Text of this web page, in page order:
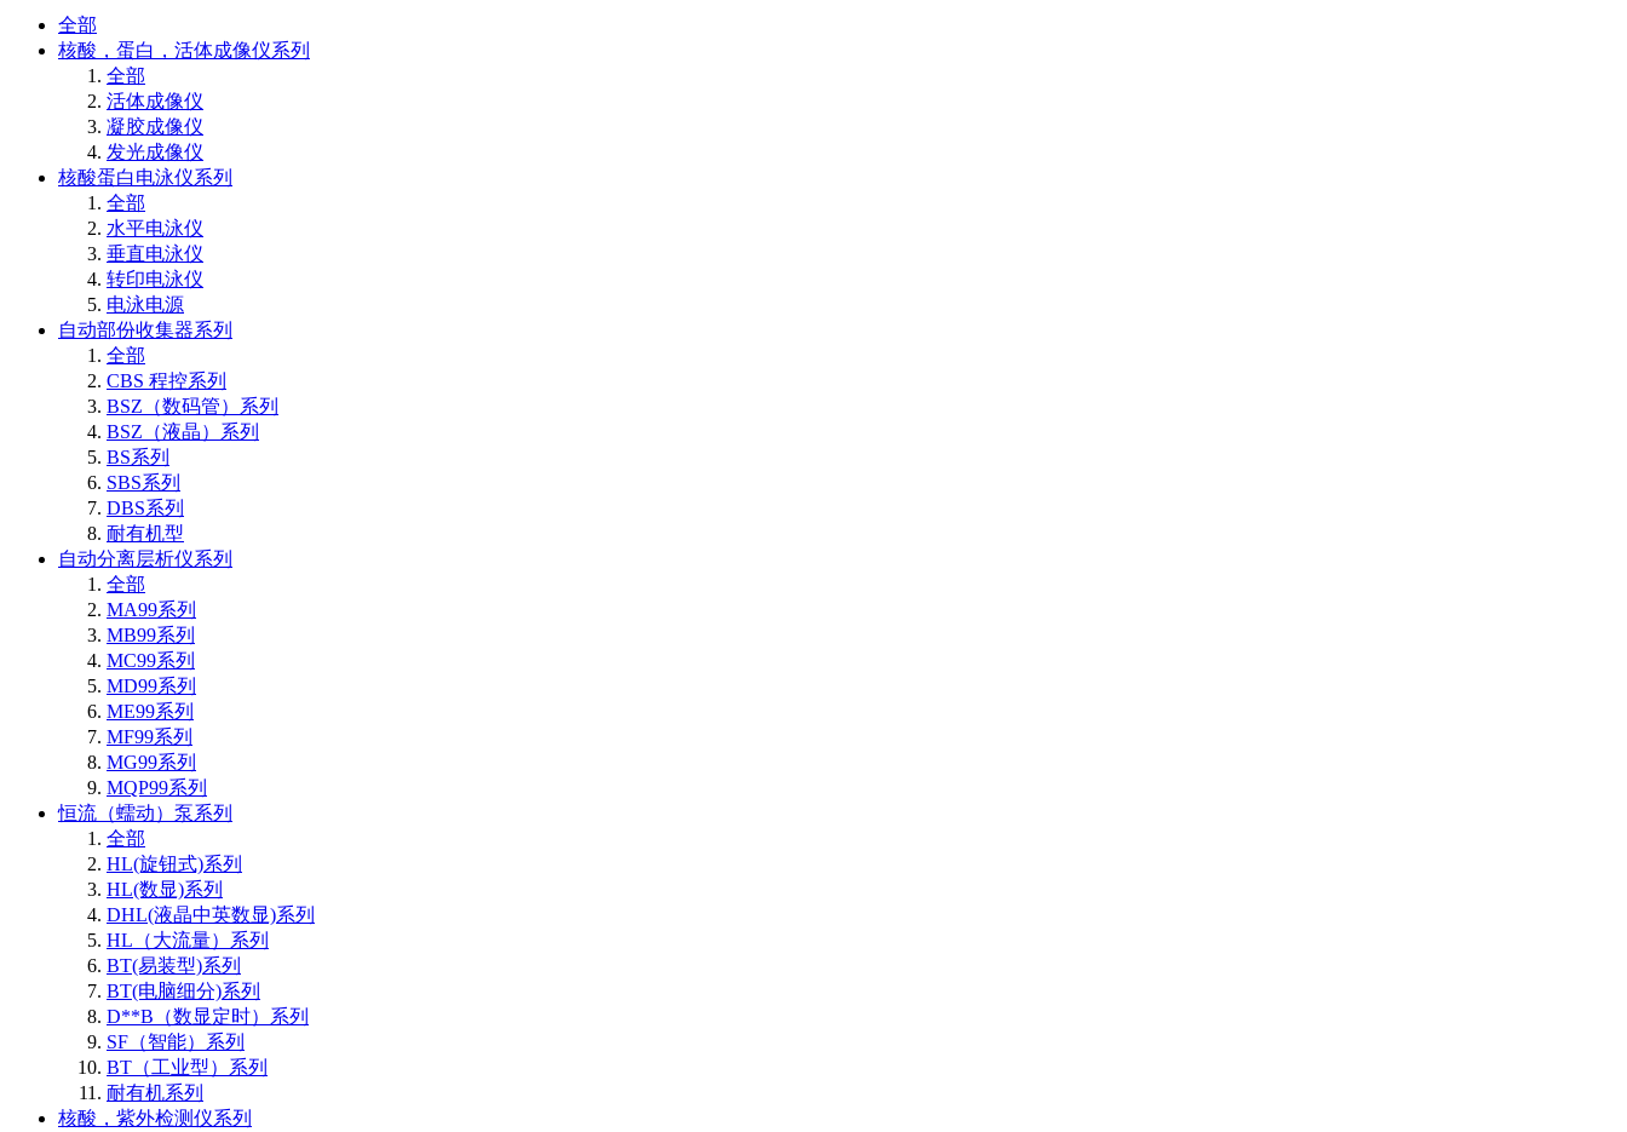
全部
核酸，蛋白，活体成像仪系列
全部
活体成像仪
凝胶成像仪
发光成像仪
核酸蛋白电泳仪系列
全部
水平电泳仪
垂直电泳仪
转印电泳仪
电泳电源
自动部份收集器系列
全部
CBS 程控系列
BSZ（数码管）系列
BSZ（液晶）系列
BS系列
SBS系列
DBS系列
耐有机型
自动分离层析仪系列
全部
MA99系列
MB99系列
MC99系列
MD99系列
ME99系列
MF99系列
MG99系列
MQP99系列
恒流（蠕动）泵系列
全部
HL(旋钮式)系列
HL(数显)系列
DHL(液晶中英数显)系列
HL（大流量）系列
BT(易装型)系列
BT(电脑细分)系列
D**B（数显定时）系列
SF（智能）系列
BT（工业型）系列
耐有机系列
核酸，紫外检测仪系列